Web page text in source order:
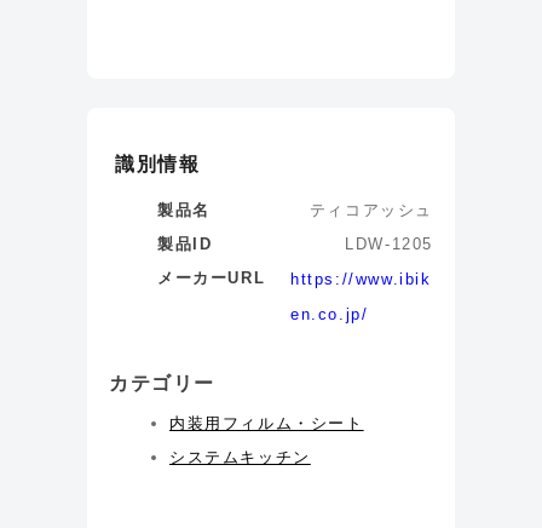
識別情報
製品名
ティコアッシュ
製品ID
LDW-1205
メーカーURL
https://www.ibik
en.co.jp/
カテゴリー
内装用フィルム・シート
システムキッチン